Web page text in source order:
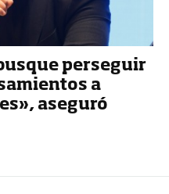
perseguir
a
aseguró